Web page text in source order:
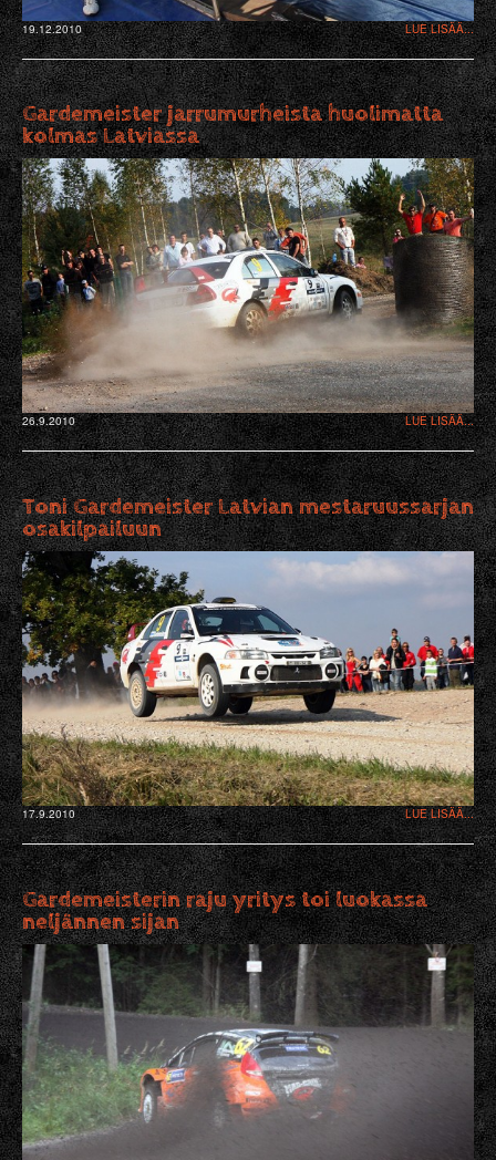
19.12.2010 LUE LISÄÄ...
Gardemeister jarrumurheista huolimatta
kolmas Latviassa
26.9.2010 LUE LISÄÄ...
Toni Gardemeister Latvian mestaruussarjan
osakilpailuun
17.9.2010 LUE LISÄÄ...
Gardemeisterin raju yritys toi luokassa
neljännen sijan